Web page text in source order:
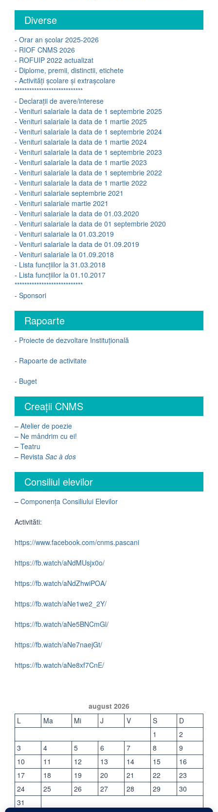
Diverse
- Orar an școlar 2025-2026
- RIOF CNMS 2026
- ROFUIP 2022 actualizat
- Diplome, premii, distinctii, etichete
- Activități școlare și extrașcolare
****************************
- Declarații de avere/interese
- Venituri salariale la data de 1 septembrie 2025
- Venituri salariale la data de 1 martie 2025
- Venituri salariale la data de 1 septembrie 2024
- Venituri salariale la data de 1 martie 2024
- Venituri salariale la data de 1 septembrie 2023
- Venituri salariale la data de 1 martie 2023
- Venituri salariale la data de 1 septembrie 2022
- Venituri salariale la data de 1 martie 2022
- Venituri salariale septembrie 2021
- Venituri salariale martie 2021
- Venituri salariale la data de 01.03.2020
- Venituri salariale la data de 01 septembrie 2020
- Venituri salariale la 01.03.2019
- Venituri salariale la data de 01.09.2019
- Venituri salariale la 01.09.2018
- Lista funcțiilor la 31.03.2018
- Lista funcțiilor la 01.10.2017
****************************
- Sponsori
Rapoarte
- Proiecte de dezvoltare Instituțională
- Rapoarte de activitate
- Buget
Creații CNMS
– Atelier de poezie
– Ne mândrim cu ei!
– Teatru
– Revista Sac à dos
Consiliul elevilor
– Componența Consiliului Elevilor
Activităti:
https://www.facebook.com/cnms.pascani
https://fb.watch/aNdMUsjx0o/
https://fb.watch/aNdZhwiPOA/
https://fb.watch/aNe1we2_2Y/
https://fb.watch/aNe5BNCmGl/
https://fb.watch/aNe7naejGt/
https://fb.watch/aNe8xf7CnE/
august 2026
L
Ma Mi J V S
D
1
2
3
4 5 6 7 8
9
10
11 12 13 14 15
16
17
18 19 20 21 22
23
24
25 26 27 28 29
30
31